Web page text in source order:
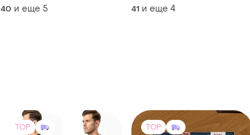
40 и еще 5 41 и еще 4
TOP TOP